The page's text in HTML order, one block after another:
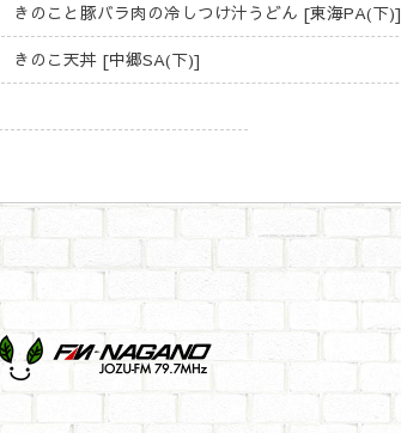
きのこと豚バラ肉の冷しつけ汁うどん [東海PA(下)]
きのこ天丼 [中郷SA(下)]